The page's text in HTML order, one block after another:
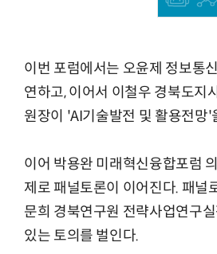
이번 포럼에서는 오윤제 정보통
연하고, 이어서 이철우 경북도지
원장이 'AI기술발전 및 활용전망'
이어 박용완 미래혁신융합포럼
제로 패널토론이 이어진다. 패널
문희 경북연구원 전략사업연구
있는 토의를 벌인다.